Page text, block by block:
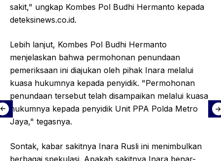
sakit," ungkap Kombes Pol Budhi Hermanto kepada
deteksinews.co.id.
Lebih lanjut, Kombes Pol Budhi Hermanto
menjelaskan bahwa permohonan penundaan
pemeriksaan ini diajukan oleh pihak Inara melalui
kuasa hukumnya kepada penyidik. "Permohonan
penundaan tersebut telah disampaikan melalui kuasa
hukumnya kepada penyidik Unit PPA Polda Metro
Jaya," tegasnya.
Sontak, kabar sakitnya Inara Rusli ini menimbulkan